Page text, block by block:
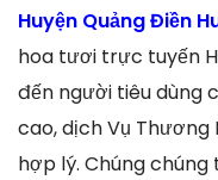
Huyện Quảng Điền
hoa tươi trực tuyến
đến người tiêu dùng
cao, dịch Vụ Thương
hợp lý. Chúng